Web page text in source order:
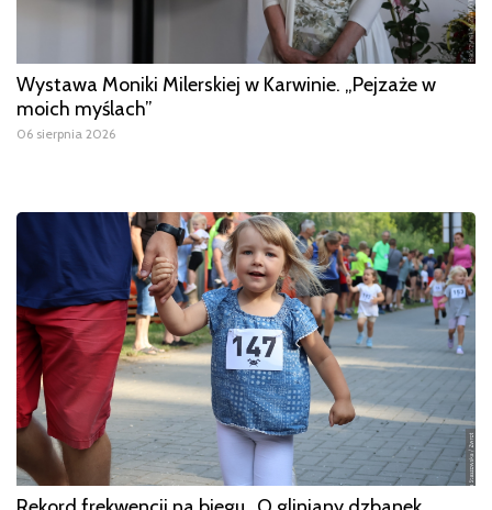
Wystawa Moniki Milerskiej w Karwinie. „Pejzaże w
moich myślach”
06 sierpnia 2026